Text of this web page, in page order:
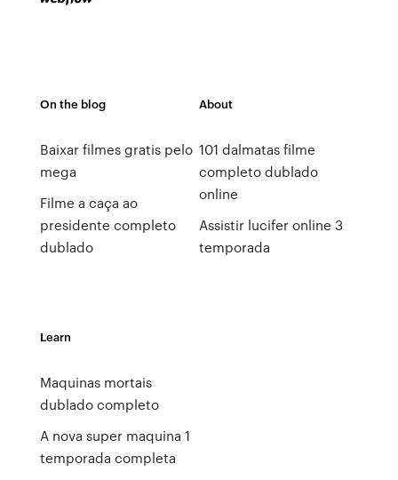
On the blog
Baixar filmes gratis pelo
mega
Filme a caça ao
presidente completo
dublado
About
101 dalmatas filme
completo dublado
online
Assistir lucifer online 3
temporada
Learn
Maquinas mortais
dublado completo
A nova super maquina 1
temporada completa